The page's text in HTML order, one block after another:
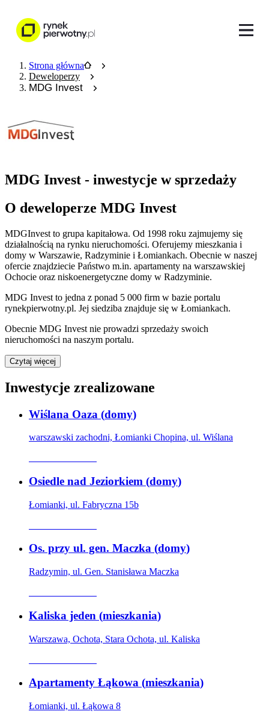
Strona główna
Deweloperzy
MDG Invest
MDG Invest - inwestycje w sprzedaży
O deweloperze MDG Invest
MDGInvest to grupa kapitałowa. Od 1998 roku zajmujemy się
działalnością na rynku nieruchomości. Oferujemy mieszkania i
domy w Warszawie, Radzyminie i Łomiankach. Obecnie w naszej
ofercie znajdziecie Państwo m.in. apartamenty na warszawskiej
Ochocie oraz niskoenergetyczne domy w Radzyminie.
MDG Invest to jedna z ponad 5 000 firm w bazie portalu
rynekpierwotny.pl. Jej siedziba znajduje się w Łomiankach.
Obecnie MDG Invest nie prowadzi sprzedaży swoich
nieruchomości na naszym portalu.
Czytaj więcej
Inwestycje zrealizowane
Wiślana Oaza (domy)
warszawski zachodni, Łomianki Chopina, ul. Wiślana
Osiedle nad Jeziorkiem (domy)
Łomianki, ul. Fabryczna 15b
Os. przy ul. gen. Maczka (domy)
Radzymin, ul. Gen. Stanisława Maczka
Kaliska jeden (mieszkania)
Warszawa, Ochota, Stara Ochota, ul. Kaliska
Apartamenty Łąkowa (mieszkania)
Łomianki, ul. Łąkowa 8